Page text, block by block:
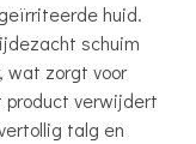
huid.
schuim
wat zorgt voor
verwijdert
talg en